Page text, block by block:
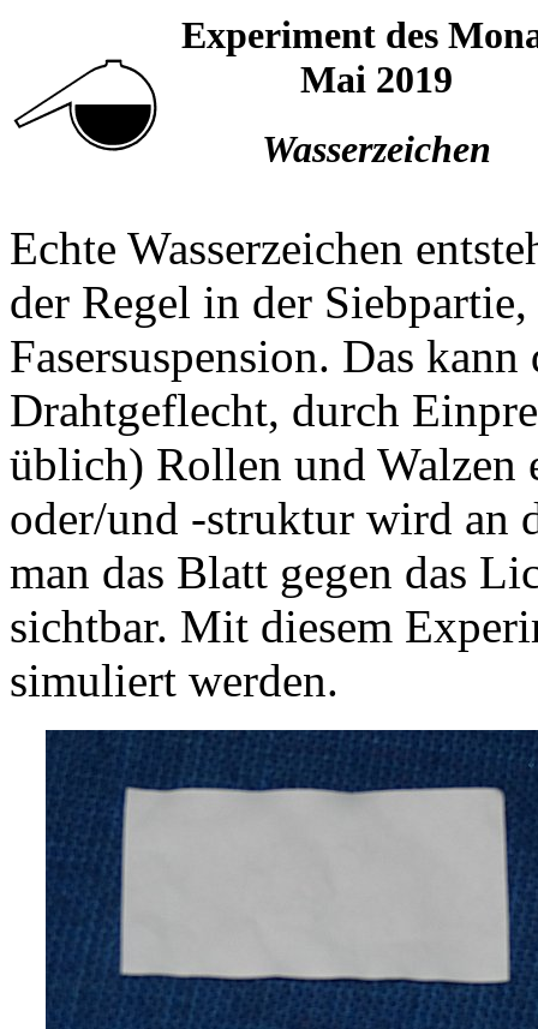
Experiment des
Mai 2019
Wasserzeichen
Echte Wasserzeichen
der Regel in der
Fasersuspension. Das
Drahtgeflecht, durch
üblich) Rollen und Walzen
oder/und -struktur wird an
man das Blatt gegen das
sichtbar. Mit diesem
simuliert werden.